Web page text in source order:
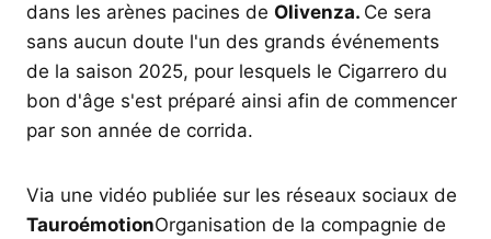
dans les arènes pacines de Olivenza. Ce sera
sans aucun doute l'un des grands événements
de la saison 2025, pour lesquels le Cigarrero du
bon d'âge s'est préparé ainsi afin de commencer
par son année de corrida.
Via une vidéo publiée sur les réseaux sociaux de
TauroémotionOrganisation de la compagnie de